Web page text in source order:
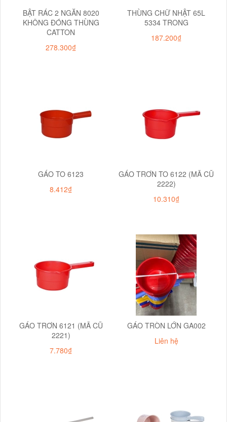
BẬT RÁC 2 NGĂN 8020
KHÔNG ĐÓNG THÙNG
CATTON
278.300₫
THÙNG CHỮ NHẬT 65L
5334 TRONG
187.200₫
GÁO TO 6123
8.412₫
GÁO TRƠN TO 6122 (MÃ CŨ
2222)
10.310₫
GÁO TRƠN 6121 (MÃ CŨ
2221)
7.780₫
GÁO TRÒN LỚN GA002
Liên hệ